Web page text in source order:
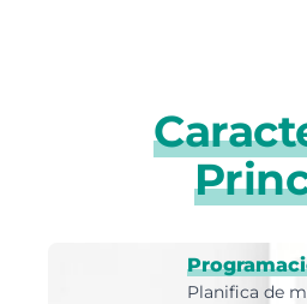
Planifica de